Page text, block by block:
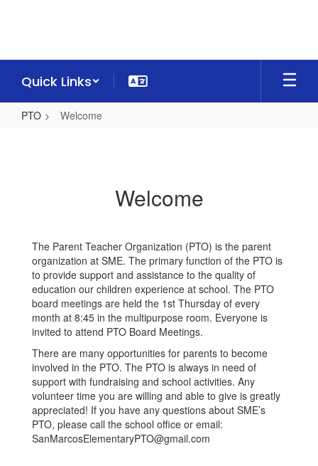
Quick Links
PTO Welcome
Welcome
The Parent Teacher Organization (PTO) is the parent
organization at SME. The primary function of the PTO is
to provide support and assistance to the quality of
education our children experience at school. The PTO
board meetings are held the 1st Thursday of every
month at 8:45 in the multipurpose room. Everyone is
invited to attend PTO Board Meetings.
There are many opportunities for parents to become
involved in the PTO. The PTO is always in need of
support with fundraising and school activities. Any
volunteer time you are willing and able to give is greatly
appreciated! If you have any questions about SME’s
PTO, please call the school office or email:
SanMarcosElementaryPTO@gmail.com